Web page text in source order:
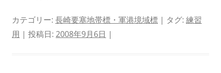
カテゴリー: 長崎要塞地帯標・軍港境域標 | タグ: 練習
用 | 投稿日: 2008年9月6日 |